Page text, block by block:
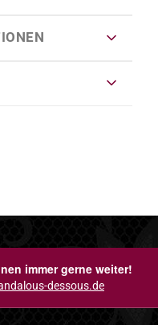
immer gerne weiter!
dessous.de